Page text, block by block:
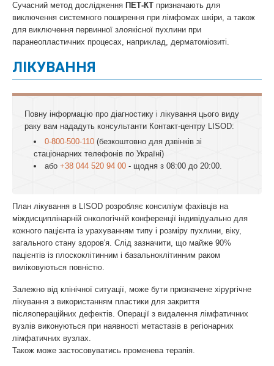
Сучасний метод дослідження ПЕТ-КТ призначають для
виключення системного поширення при лімфомах шкіри, а також
для виключення первинної злоякісної пухлини при
паранеопластичних процесах, наприклад, дерматоміозиті.
ЛІКУВАННЯ
Повну інформацію про діагностику і лікування цього виду
раку вам нададуть консультанти Контакт-центру LISOD:
0-800-500-110 (безкоштовно для дзвінків зі
стаціонарних телефонів по Україні)
або +38 044 520 94 00 - щодня з 08:00 до 20:00.
План лікування в LISOD розробляє консиліум фахівців на
міждисциплінарній онкологічній конференції індивідуально для
кожного пацієнта із урахуванням типу і розміру пухлини, віку,
загального стану здоров'я. Слід зазначити, що майже 90%
пацієнтів із плоскоклітинним і базальноклітинним раком
виліковуються повністю.
Залежно від клінічної ситуації, може бути призначене хірургічне
лікування з використанням пластики для закриття
післяопераційних дефектів. Операції з видалення лімфатичних
вузлів виконуються при наявності метастазів в регіонарних
лімфатичних вузлах.
Також може застосовуватись променева терапія.